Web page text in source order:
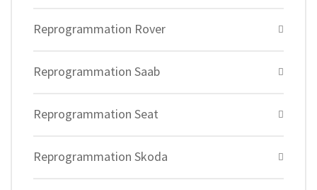
Reprogrammation Rover
Reprogrammation Saab
Reprogrammation Seat
Reprogrammation Skoda